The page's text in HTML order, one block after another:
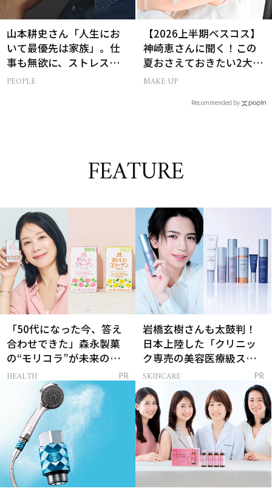
山本耕史さん「人生にお
いて最優先は家族」。仕
事も無欲に、ストレスを
溜めない生き方
PEOPLE
【2026上半期ベスコス】
神崎恵さんに聞く！この
夏おさえておきたい2大メ
イクトレンド
MAKE UP
Recommended by
FEATURE
「50代になった今、答え
合わせできた」森永製菓
の“モリコラ”が未来のキ
レイを連れてくる！
HEALTH PR
岩橋玄樹さんも太鼓判！
日本上陸した「クリニッ
ク専売の美容医療級スキ
ンケア」
SKINCARE PR